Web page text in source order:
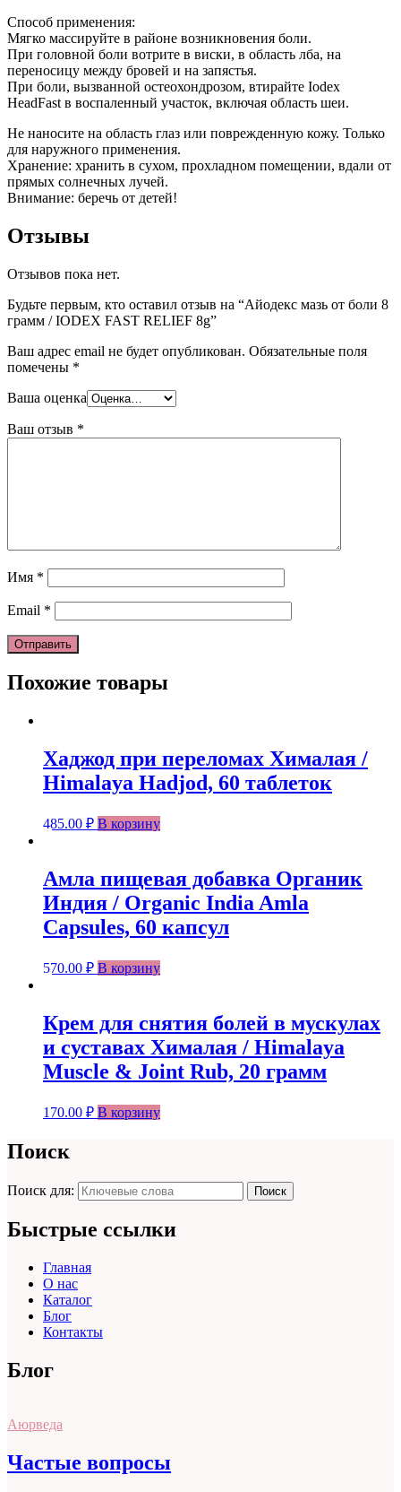
Способ применения:
Мягко массируйте в районе возникновения боли.
При головной боли вотрите в виски, в область лба, на
переносицу между бровей и на запястья.
При боли, вызванной остеохондрозом, втирайте Iodex
HeadFast в воспаленный участок, включая область шеи.
Не наносите на область глаз или поврежденную кожу. Только
для наружного применения.
Хранение: хранить в сухом, прохладном помещении, вдали от
прямых солнечных лучей.
Внимание: беречь от детей!
Отзывы
Отзывов пока нет.
Будьте первым, кто оставил отзыв на “Айодекс мазь от боли 8
грамм / IODEX FAST RELIEF 8g”
Ваш адрес email не будет опубликован. Обязательные поля
помечены *
Ваша оценка
Ваш отзыв *
Имя *
Email *
Похожие товары
Хаджод при переломах Хималая /
Himalaya Hadjod, 60 таблеток
485.00 ₽ В корзину
Амла пищевая добавка Органик
Индия / Organic India Amla
Capsules, 60 капсул
570.00 ₽ В корзину
Крем для снятия болей в мускулах
и суставах Хималая / Himalaya
Muscle & Joint Rub, 20 грамм
170.00 ₽ В корзину
Поиск
Поиск для: Поиск
Быстрые ссылки
Главная
О нас
Каталог
Блог
Контакты
Блог
Аюрведа
Частые вопросы